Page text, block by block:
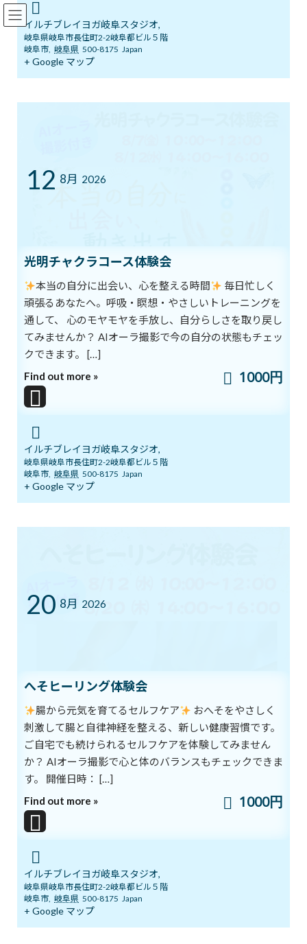
コ
ン
ナ
ビ
イルチブレインヨガ岐阜スタジオ
5/5は、メディアコスモスへ
新
時
5/5こどもの日に、
メディアコスモスにて、「お仕事コレクション」に参加させていた
だきます
たくさんの方にお会いできるのを楽しみにしてます。
オーラ撮影が、なんと無料で体験できちゃいます♡
イルチブレインヨガ岐阜スタジオ
岐阜市長住町2-2岐阜都ビル5階
058-266-7270
イルチブレインヨガ岐阜スタジオ 岐阜で、 心と体を整える
時間 体操・呼吸・瞑想を組み合わせ、自分の状態に気づく
時間を。 初めての方も、その日の体調や経験に合わせて…
イルチブレインヨガ岐阜スタジオ
イルチブレイヨガ岐阜スタジオ,
岐阜県岐阜市長住町2-2岐阜都ビル５階
岐阜市, 岐阜県 500-8175 Japan
+ Google マップ
12 8月 2026
光明チャクラコース体験会
本当の自分に出会い、心を整える時間
毎日忙しく
頑張るあなたへ。呼吸・瞑想・やさしいトレーニングを
通して、 心のモヤモヤを手放し、自分らしさを取り戻し
てみませんか？ AIオーラ撮影で今の自分の状態もチェッ
クできます。 […]
Find out more »
1000円
イルチブレイヨガ岐阜スタジオ,
岐阜県岐阜市長住町2-2岐阜都ビル５階
岐阜市, 岐阜県 500-8175 Japan
+ Google マップ
20 8月 2026
へそヒーリング体験会
腸から元気を育てるセルフケア
おへそをやさしく
刺激して腸と自律神経を整える、新しい健康習慣です。
ご自宅でも続けられるセルフケアを体験してみません
か？ AIオーラ撮影で心と体のバランスもチェックできま
す。 開催日時： […]
Find out more »
1000円
イルチブレイヨガ岐阜スタジオ,
岐阜県岐阜市長住町2-2岐阜都ビル５階
岐阜市, 岐阜県 500-8175 Japan
+ Google マップ